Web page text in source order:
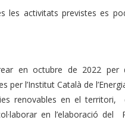
les activitats previstes es
en octubre de 2022 per
l’Institut Català de
renovables en el territori,
en l’elaboració del